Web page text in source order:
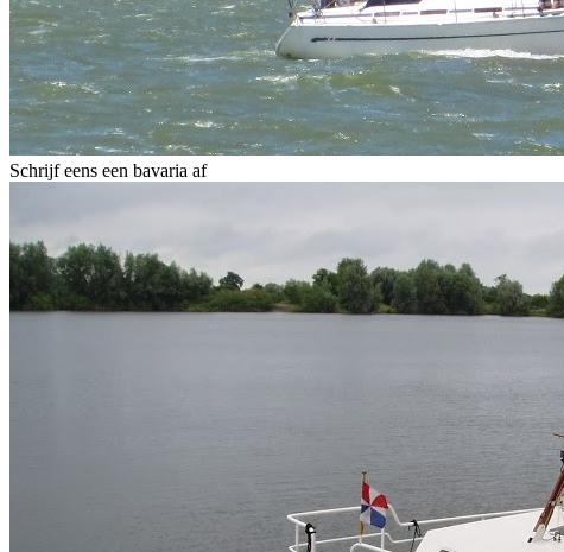
Schrijf eens een bavaria af